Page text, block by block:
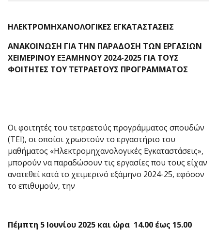
ΗΛΕΚΤΡΟΜΗΧΑΝΟΛΟΓΙΚΕΣ ΕΓΚΑΤΑΣΤΑΣΕΙΣ
ΑΝΑΚΟΙΝΩΣΗ ΓΙΑ ΤΗΝ ΠΑΡΑΔΟΣΗ ΤΩΝ ΕΡΓΑΣΙΩΝ
ΧΕΙΜΕΡΙΝΟΥ ΕΞΑΜΗΝΟΥ 2024-2025 ΓΙΑ ΤΟΥΣ
ΦΟΙΤΗΤΕΣ ΤΟΥ ΤΕΤΡΑΕΤΟΥΣ ΠΡΟΓΡΑΜΜΑΤΟΣ
Οι φοιτητές του τετραετούς προγράμματος σπουδών
(ΤΕΙ), οι οποίοι χρωστούν το εργαστήριο του
μαθήματος «Ηλεκτρομηχανολογικές Εγκαταστάσεις»,
μπορούν να παραδώσουν τις εργασίες που τους είχαν
ανατεθεί κατά το χειμερινό εξάμηνο 2024-25, εφόσον
το επιθυμούν, την
Πέμπτη 5 Ιουνίου 2025 και ώρα 14.00 έως 15.00